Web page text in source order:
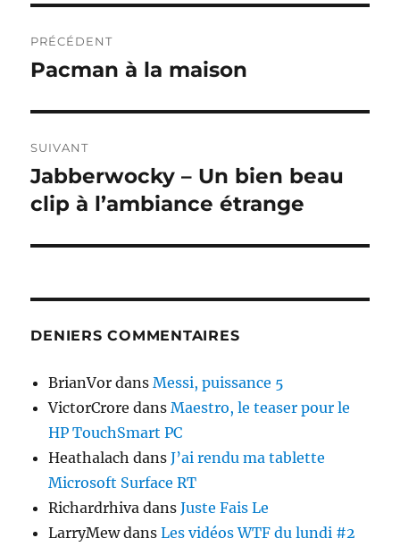
de
PRÉCÉDENT
Publication
Pacman à la maison
SUIVANT
Publication
suivante :
Jabberwocky – Un bien beau
clip à l’ambiance étrange
DENIERS COMMENTAIRES
BrianVor dansMessi, puissance 5
VictorCrore dansMaestro, le teaser pour le
HP TouchSmart PC
Heathalach dansJ’ai rendu ma tablette
Microsoft Surface RT
Richardrhiva dansJuste Fais Le
LarryMewdansLes vidéos WTF du lundi #2